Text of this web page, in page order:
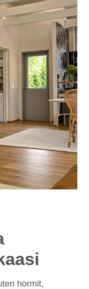
hormit,